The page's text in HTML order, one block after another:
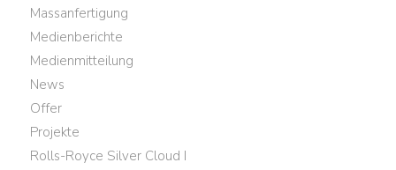
Massanfertigung
Medienberichte
Medienmitteilung
News
Offer
Projekte
Rolls-Royce Silver Cloud I